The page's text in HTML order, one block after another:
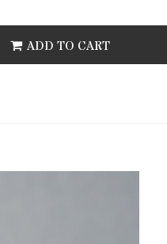
ADD TO CART